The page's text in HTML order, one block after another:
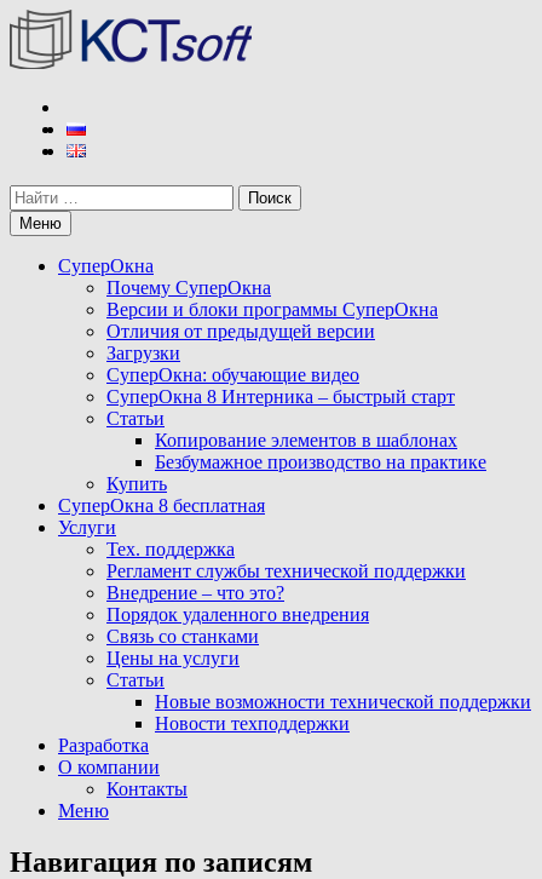
Перейти
содержимому
КСТ софт
Разработчик программы СуперОкна
Поиск
Меню
СуперОкна
Почему СуперОкна
Версии и блоки программы СуперОкна
Отличия от предыдущей версии
Загрузки
СуперОкна: обучающие видео
СуперОкна 8 Интерника – быстрый старт
Статьи
Копирование элементов в шаблонах
Безбумажное производство на практике
Купить
СуперОкна 8 бесплатная
Услуги
Тех. поддержка
Регламент службы технической поддержки
Внедрение – что это?
Порядок удаленного внедрения
Связь со станками
Цены на услуги
Статьи
Новые возможности технической поддержки
Новости техподдержки
Разработка
О компании
Контакты
Меню
Навигация по записям